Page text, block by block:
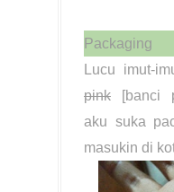
Packaging
Lucu imut-
pink [banci
aku suka
masukin di